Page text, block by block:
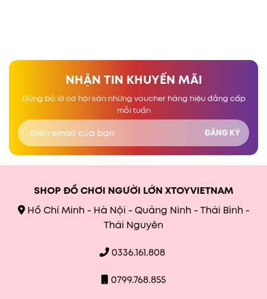
NHẬN TIN KHUYẾN MÃI
Đừng bỏ lỡ cơ hội săn những voucher hàng hiệu đẳng cấp
mỗi tuần
SHOP ĐỒ CHƠI NGƯỜI LỚN XTOYVIETNAM
Hồ Chí Minh - Hà Nội - Quảng Ninh - Thái Bình -
Thái Nguyên
0336.161.808
0799.768.855